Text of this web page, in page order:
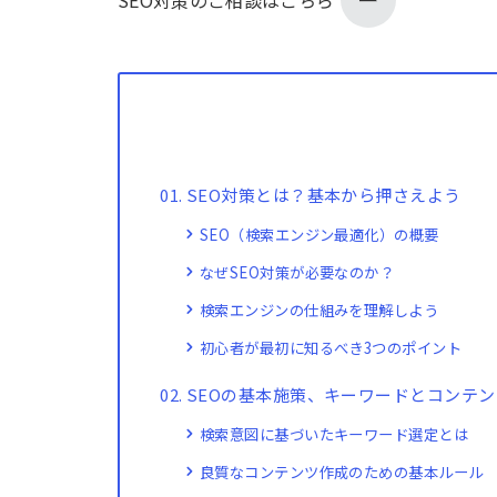
SEO対策とは？基本から押さえよう
SEO（検索エンジン最適化）の概要
なぜSEO対策が必要なのか？
検索エンジンの仕組みを理解しよう
初心者が最初に知るべき3つのポイント
SEOの基本施策、キーワードとコンテ
検索意図に基づいたキーワード選定とは
良質なコンテンツ作成のための基本ルール